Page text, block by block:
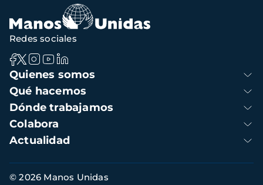
Navegación
principal
Quienes somos
Qué hacemos
Dónde trabajamos
Colabora
Actualidad
Redes sociales
Información
© 2026 Manos Unidas